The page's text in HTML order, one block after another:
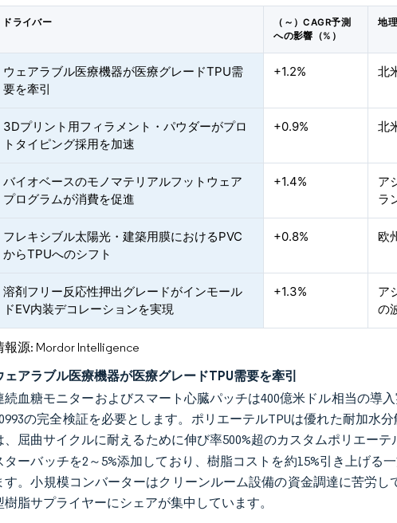
ドライバー
（～）CAGR予測
への影響（%）
地
ウェアラブル医療機器が医療グレードTPU需
要を牽引
+1.2% 北
3Dプリント用フィラメント・パウダーがプロ
トタイピング採用を加速
+0.9% 北
バイオベースのモノマテリアルフットウェア
プログラムが消費を促進
+1.4%
ア
ラ
フレキシブル太陽光・建築用膜におけるPVC
からTPUへのシフト
+0.8% 欧
溶剤フリー反応性押出グレードがインモール
ドEV内装デコレーションを実現
+1.3%
ア
の
報源: Mordor Intelligence
ェアラブル医療機器が医療グレードTPU需要を牽引
続血糖モニターおよびスマート心臓パッチは400億米ドル相当の導
の完全検証を必要とします。ポリエーテルTPUは優れた耐加水
、屈曲サイクルに耐えるために伸び率500%超のカスタムポリエー
ターバッチを2～5%添加しており、樹脂コストを約15%引き上げる
す。小規模コンバーターはクリーンルーム設備の資金調達に苦労
樹脂サプライヤーにシェアが集中しています。